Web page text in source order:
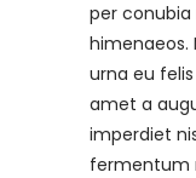
per
himenaeos.
urna eu
amet a
imperdiet
fermentum